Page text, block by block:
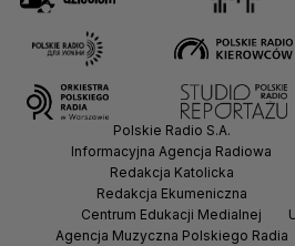
Polskie Radio S.A.
Informacyjna Agencja Radiowa
Redakcja Katolicka
Redakcja Ekumeniczna
Centrum Edukacji Medialnej
Agencja Muzyczna Polskiego Radia